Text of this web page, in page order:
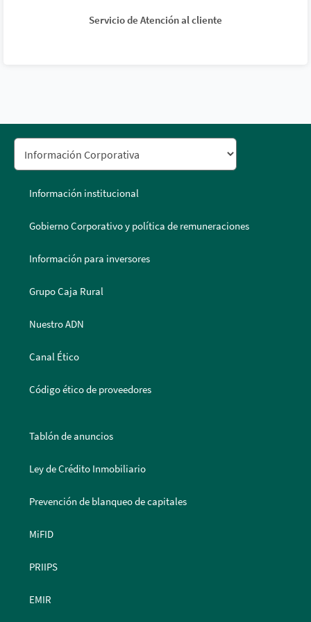
Servicio de Atención al cliente
Información institucional
Gobierno Corporativo y política de remuneraciones
Información para inversores
Grupo Caja Rural
Nuestro ADN
Canal Ético
Código ético de proveedores
Tablón de anuncios
Ley de Crédito Inmobiliario
Prevención de blanqueo de capitales
MiFID
PRIIPS
EMIR